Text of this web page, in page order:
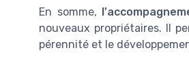
En somme,
nouveaux propriétaires. Il
pérennité et le